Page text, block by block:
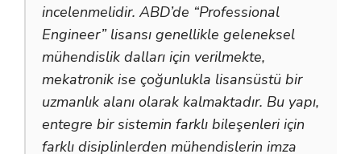
incelenmelidir. ABD’de “Professional
Engineer” lisansı genellikle geleneksel
mühendislik dalları için verilmekte,
mekatronik ise çoğunlukla lisansüstü bir
uzmanlık alanı olarak kalmaktadır. Bu yapı,
entegre bir sistemin farklı bileşenleri için
farklı disiplinlerden mühendislerin imza